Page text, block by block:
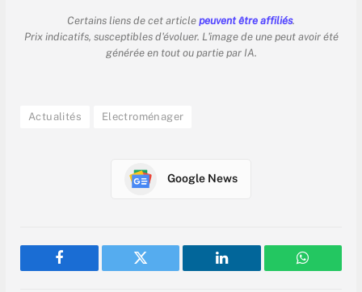
Certains liens de cet article peuvent être affiliés.
Prix indicatifs, susceptibles d'évoluer. L'image de une peut avoir été
générée en tout ou partie par IA.
Actualités Electroménager
Google News
Facebook Twitter LinkedIn